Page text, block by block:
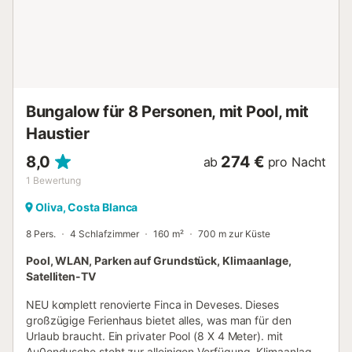
Bungalow für 8 Personen, mit Pool, mit
Haustier
8,0
1 Bewertung
ab 274 € pro Nacht
Oliva, Costa Blanca
8 Pers. 4 Schlafzimmer 160 m² 700 m zur Küste
Pool, WLAN, Parken auf Grundstück, Klimaanlage,
Satelliten-TV
NEU komplett renovierte Finca in Deveses. Dieses
großzügige Ferienhaus bietet alles, was man für den
Urlaub braucht. Ein privater Pool (8 X 4 Meter). mit